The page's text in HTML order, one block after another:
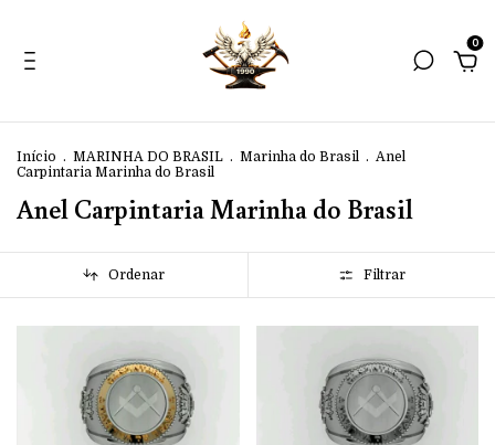
0
Início . MARINHA DO BRASIL . Marinha do Brasil . Anel
Carpintaria Marinha do Brasil
Anel Carpintaria Marinha do Brasil
Ordenar Filtrar